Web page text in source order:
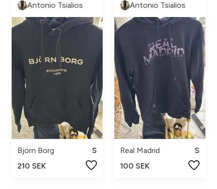
Antonio Tsialios
Björn Borg
S
210 SEK
Antonio Tsialios
Real Madrid
S
100 SEK